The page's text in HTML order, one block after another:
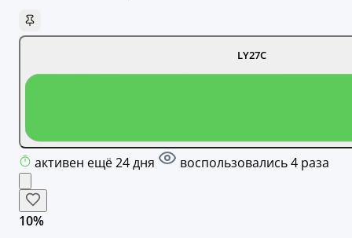
LY27C
активен ещё 24 дня воспользовались 4 раза
10%